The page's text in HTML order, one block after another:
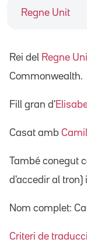
Regne Unit
Rei del Regne
Commonwealth.
Fill gran d'
Casat amb
També conegut
d'accedir al tron) i
Nom complet:
Criteri de